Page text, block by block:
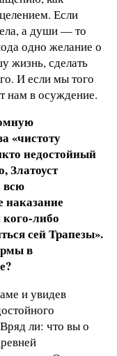
Если
а души — то
одно желание о
жизнь, сделать
И если мы того
нам в осуждение.
«чистоту
недостойный
Златоуст
всю
либо
сей Трапезы».
в
и увидев
ли: что вы о